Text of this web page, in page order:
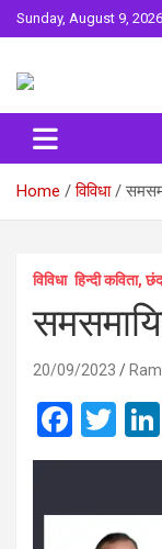
Skip
to
Sunday, August 9, 2026
Surta
Home विविधा
विविधा हिन्दी कविता,
20/09/2023
F
a
b
T
wi
er